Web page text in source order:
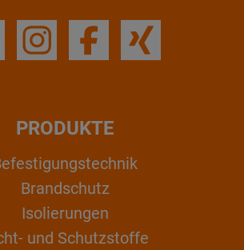
PRODUKTE
Brandschutz
Isolierungen
und Schutzstoffe